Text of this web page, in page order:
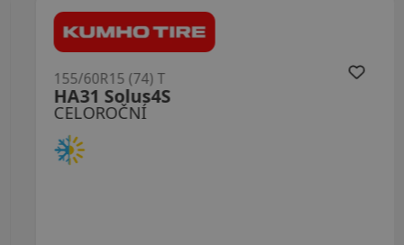
CELOROČNÍ
HA31 Solus4S
155/60R15 (74) T